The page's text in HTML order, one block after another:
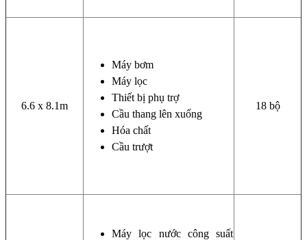
6.6 x 8.1m
Máy bơm
Máy lọc
Thiết bị phụ trợ
Cầu thang lên xuống
Hóa chất
Cầu trượt
18 bộ
Máy lọc nước công suất